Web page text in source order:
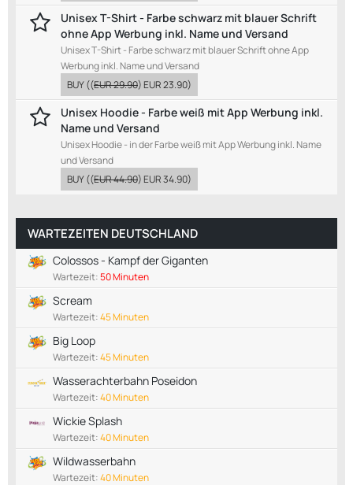
Unisex T-Shirt - Farbe schwarz mit blauer Schrift
ohne App Werbung inkl. Name und Versand
Unisex T-Shirt - Farbe schwarz mit blauer Schrift ohne App
Werbung inkl. Name und Versand
BUY((EUR 29.90)EUR 23.90)
Unisex Hoodie - Farbe weiß mit App Werbung inkl.
Name und Versand
Unisex Hoodie - in der Farbe weiß mit App Werbung inkl. Name
und Versand
BUY((EUR 44.90)EUR 34.90)
WARTEZEITEN DEUTSCHLAND
Colossos - Kampf der Giganten
Wartezeit:50 Minuten
Scream
Wartezeit:45 Minuten
Big Loop
Wartezeit:45 Minuten
Wasserachterbahn Poseidon
Wartezeit:40 Minuten
Wickie Splash
Wartezeit:40 Minuten
Wildwasserbahn
Wartezeit:40 Minuten